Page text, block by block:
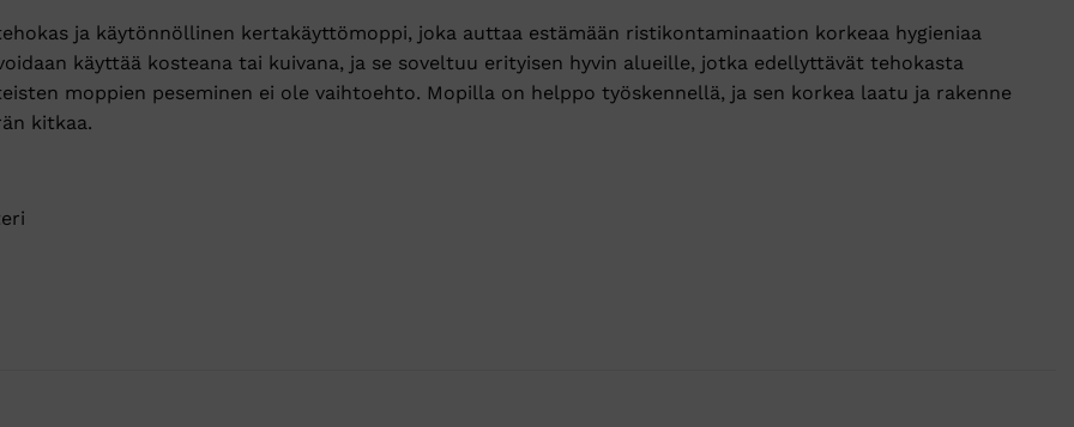
ja käytönnöllinen kertakäyttömoppi, joka auttaa estämään ristikontaminaation korkeaa hygieniaa
käyttää kosteana tai kuivana, ja se soveltuu erityisen hyvin alueille, jotka edellyttävät tehokasta
moppien peseminen ei ole vaihtoehto. Mopilla on helppo työskennellä, ja sen korkea laatu ja rakenne
kitkaa.